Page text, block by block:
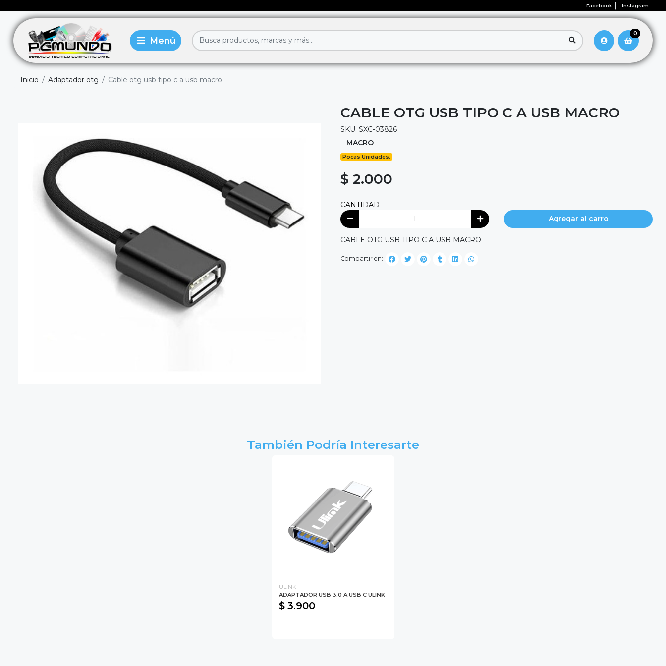
Facebook Instagram
0
Inicio Adaptador otg Cable otg usb tipo c a usb macro
CABLE OTG USB TIPO C A USB MACRO
SKU: SXC-03826
MACRO
Pocas Unidades.
$ 2.000
CANTIDAD
Agregar al carro
CABLE OTG USB TIPO C A USB MACRO
Compartir en:
También Podría Interesarte
ULINK
ADAPTADOR USB 3.0 A USB C ULINK
$ 3.900